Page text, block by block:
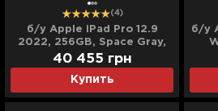
(4)
б/у Apple iPad Pro 12.9
2022, 256GB, Space Gray,
Wi-Fi + LTE (M2) (MP603 /
MP203)
Купить
40 455 грн
б/у